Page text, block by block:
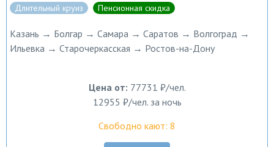
Длительный круиз Пенсионная скидка
Казань → Болгар → Самара → Саратов → Волгоград →
Ильевка → Старочеркасская → Ростов-на-Дону
Цена от: 77731 ₽/чел.
12955 ₽/чел. за ночь
Свободно кают: 8